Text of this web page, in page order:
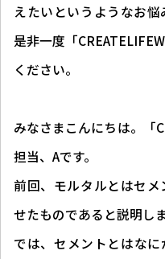
えたいというようなお悩
是非一度「
ください。
みなさまこんにちは。「
担当、Aです。
前回、モルタルとはセ
せたものであると説明し
では、セメントとはな